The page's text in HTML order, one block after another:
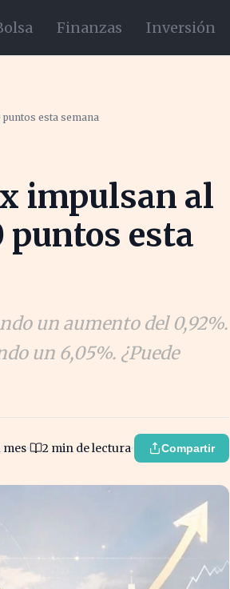
Finanzas Inversión
esta semana
impulsan al
puntos esta
un aumento del 0,92%.
un 6,05%. ¿Puede
mes 2 min de lectura Compartir